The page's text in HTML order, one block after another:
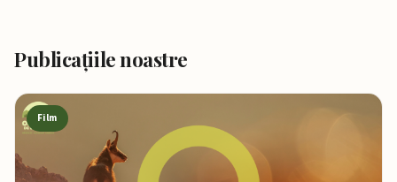
Publicațiile noastre
Film